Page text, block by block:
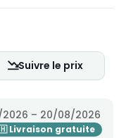
Suivre le prix
– 20/08/2026